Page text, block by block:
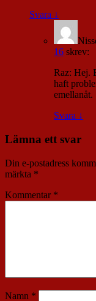
Svara ↓
16 skrev:
Raz: Hej.
haft
emellanåt.
Svara ↓
Lämna ett svar
Din e-postadress
märkta *
Kommentar *
Namn *